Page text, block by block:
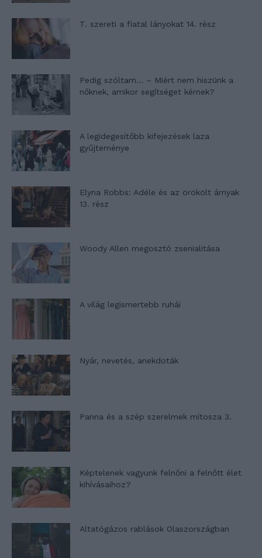
T. szereti a fiatal lányokat 14. rész
Pedig szóltam… – Miért nem hiszünk a
nőknek, amikor segítséget kérnek?
A legidegesítőbb kifejezések laza
gyűjteménye
Elyna Robbs: Adéle és az örökölt árnyak
13. rész
Woody Allen megosztó zsenialitása
A világ legismertebb ruhái
Nyár, nevetés, anekdoták
Panna és a szép szerelmek mítosza 3.
Képtelenek vagyunk felnőni a felnőtt élet
kihívásaihoz?
Altatógázos rablások Olaszországban